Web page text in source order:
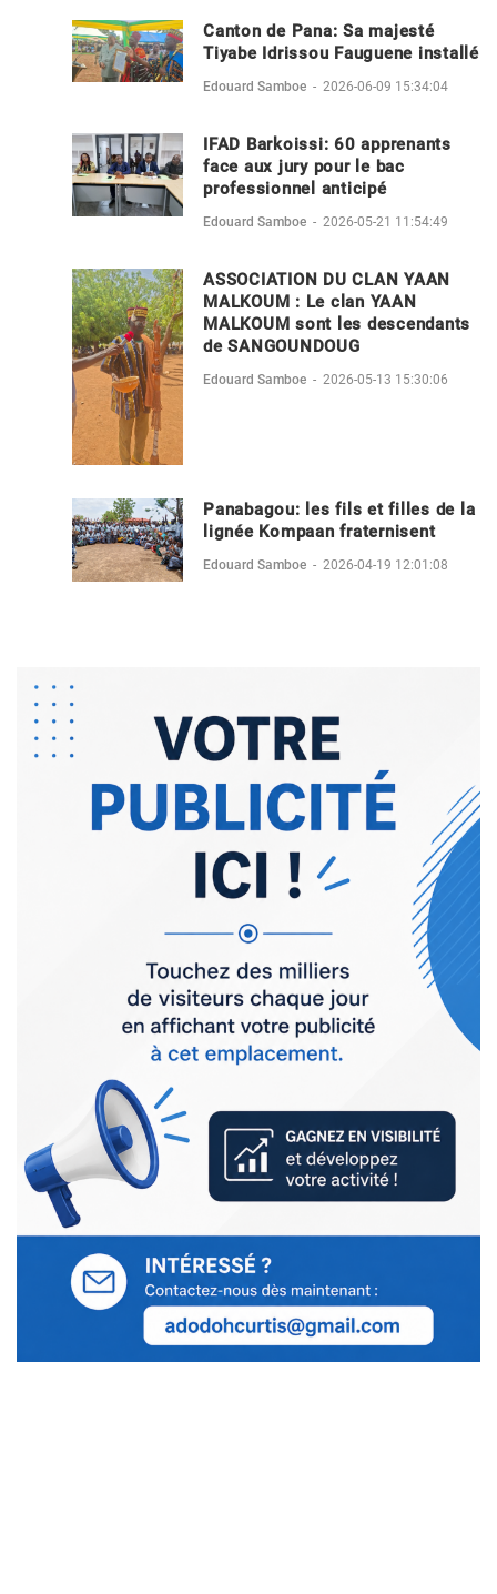
Canton de Pana: Sa majesté
Tiyabe Idrissou Fauguene installé
Edouard Samboe - 2026-06-09 15:34:04
IFAD Barkoissi: 60 apprenants
face aux jury pour le bac
professionnel anticipé
Edouard Samboe - 2026-05-21 11:54:49
ASSOCIATION DU CLAN YAAN
MALKOUM : Le clan YAAN
MALKOUM sont les descendants
de SANGOUNDOUG
Edouard Samboe - 2026-05-13 15:30:06
Panabagou: les fils et filles de la
lignée Kompaan fraternisent
Edouard Samboe - 2026-04-19 12:01:08